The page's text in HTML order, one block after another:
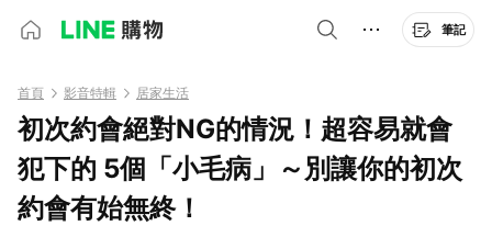
筆記
首頁 影音特輯 居家生活
初次約會絕對NG的情況！超容易就會
犯下的 5個「小毛病」～別讓你的初次
約會有始無終！